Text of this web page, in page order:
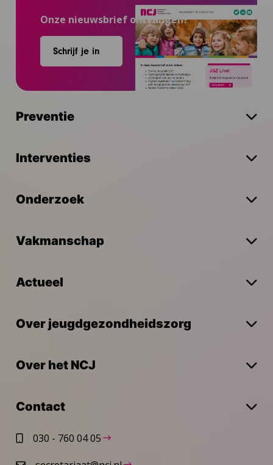
Onze nieuwsbrief ontvangen?
Schrijf je in
Preventie
Interventies
Onderzoek
Vakmanschap
Actueel
Over jeugdgezondheidszorg
Over het NCJ
Contact
030 - 760 04 05